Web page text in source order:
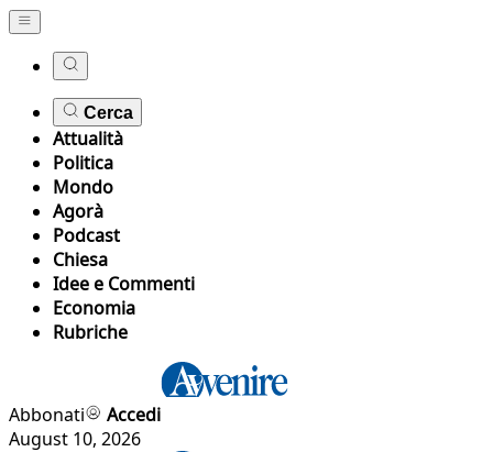
Cerca
Attualità
Politica
Mondo
Agorà
Podcast
Chiesa
Idee e Commenti
Economia
Rubriche
Abbonati
Accedi
August 10, 2026